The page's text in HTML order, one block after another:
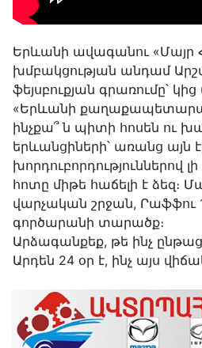
Երևանի ավագանու «Մայր
խմբակցության անդամ
ֆեյսբուքյան գրառումը՝
«Երևանի
ինչքա՞ ն պիտի հոսեն ու
երևանցիների՝ առանց այն
խորդուբորդություններով լի
հոտը միթե հաճելի է
վարչական շրջան, Րաֆֆու
գործարանի տարածք։
Արձագանքեք, թե ինչ
Արդեն 24 օր է, ինչ այս